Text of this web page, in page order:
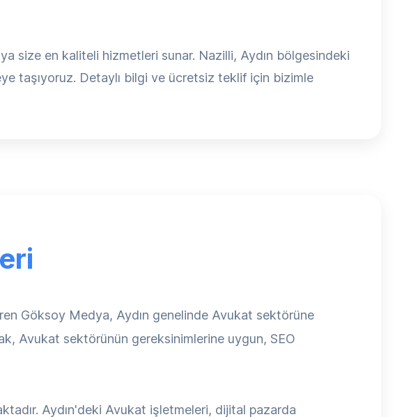
size en kaliteli hizmetleri sunar. Nazilli, Aydın bölgesindeki
taşıyoruz. Detaylı bilgi ve ücretsiz teklif için bizimle
Göksoy Medya, Aydın genelinde Avukat sektörüne
Avukat sektörünün gereksinimlerine uygun, SEO
Aydın'deki Avukat işletmeleri, dijital pazarda